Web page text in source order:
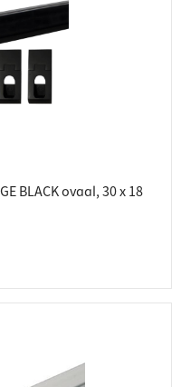
BLACK ovaal, 30 x 18